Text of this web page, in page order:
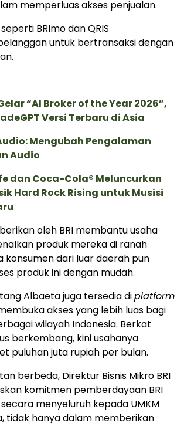
memperluas akses penjualan.
BRImo dan QRIS
untuk bertransaksi dengan
“AI Broker of the Year 2026”,
Versi Terbaru di Asia
Mengubah Pengalaman
Audio
dan Coca-Cola® Meluncurkan
Hard Rock Rising untuk Musisi
oleh BRI membantu usaha
produk mereka di ranah
konsumen dari luar daerah pun
produk ini dengan mudah.
Albaeta juga tersedia diplatform
akses yang lebih luas bagi
wilayah Indonesia. Berkat
berkembang, kini usahanya
puluhan juta rupiah per bulan.
berbeda, Direktur Bisnis Mikro BRI
komitmen pemberdayaan BRI
menyeluruh kepada UMKM
tidak hanya dalam memberikan